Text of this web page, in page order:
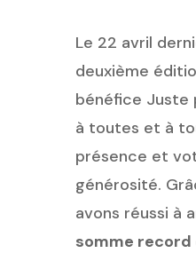
Le 22 avril
deuxième
bénéfice Juste
à toutes et à
présence et
générosité.
avons réussi à
somme record